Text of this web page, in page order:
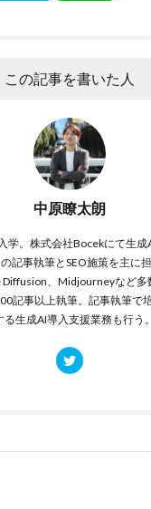
この記事を書いた人
中原瞭太朗
学。株式会社Bocekにて生成
記事執筆とSEO施策を主に
Diffusion、Midjourneyなど多
記事以上執筆。記事執筆で
生成AI導入支援業務も行う。